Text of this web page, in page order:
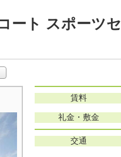
ート スポーツ
賃料
礼金・敷金
交通